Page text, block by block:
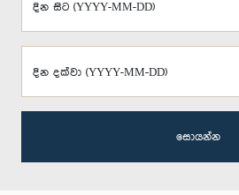
දින සිට (YYYY-MM-DD)
දින දක්වා (YYYY-MM-DD)
සොයන්න